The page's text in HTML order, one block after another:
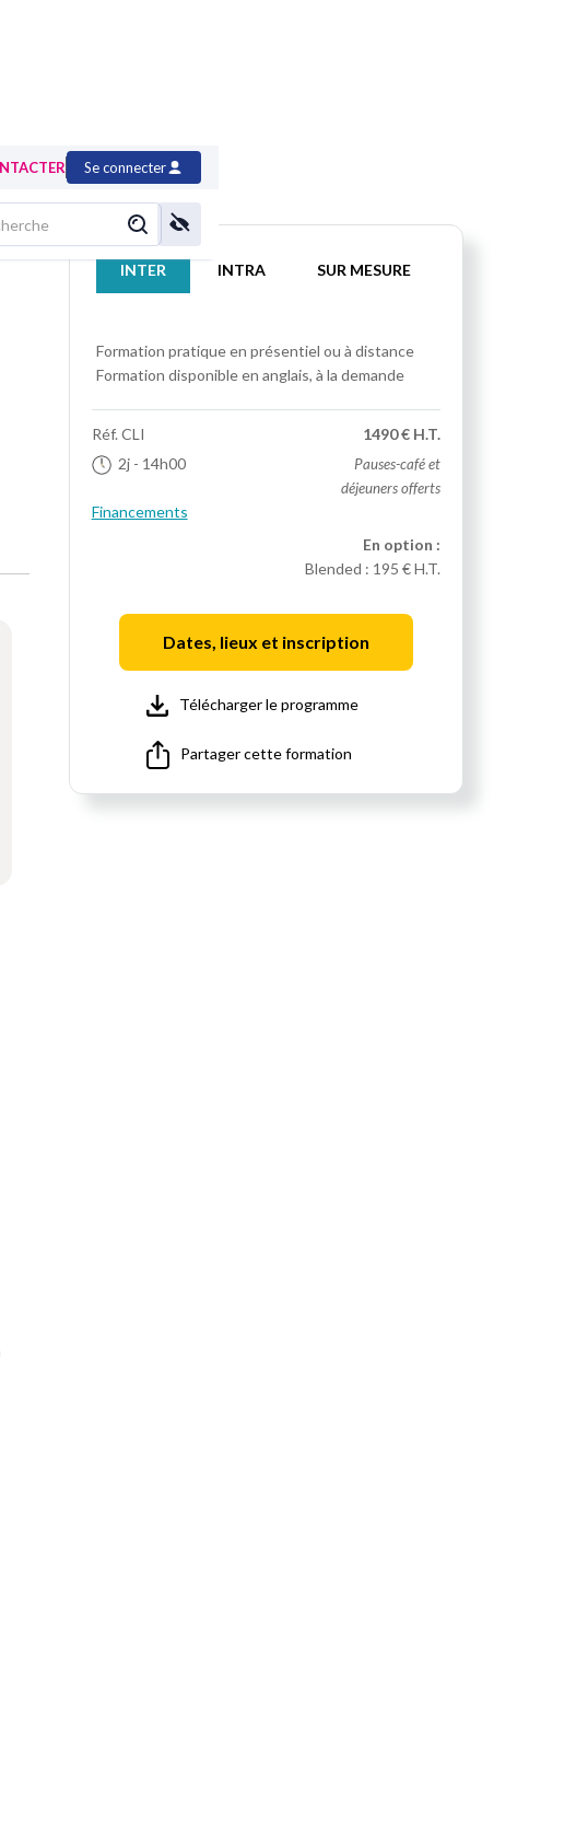
Se connecter
clés de la relation client
INTER INTRA SUR MESURE
Formation pratique en présentiel ou à distance
Formation disponible en anglais, à la demande
Réf. CLI
2j - 14h00
1490 € H.T.
Pauses-café et
déjeuners offerts
Financements
En option :
Blended : 195 € H.T.
Dates, lieux et inscription
Télécharger le programme
Partager cette formation